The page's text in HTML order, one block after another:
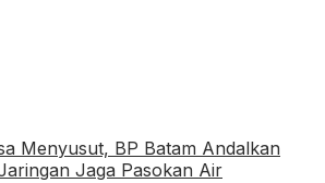
Menyusut, BP Batam Andalkan
Jaga Pasokan Air